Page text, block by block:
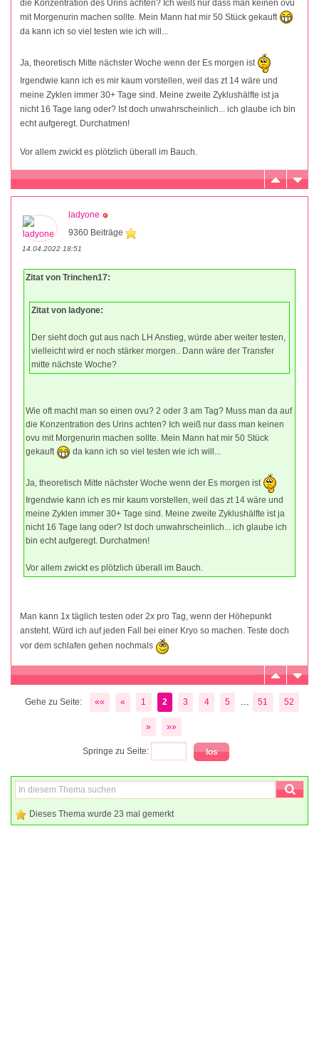
die Konzentration des Urins achten? Ich weiß nur dass man keinen ovu
mit Morgenurin machen sollte. Mein Mann hat mir 50 Stück gekauft
da kann ich so viel testen wie ich will...
Ja, theoretisch Mitte nächster Woche wenn der Es morgen ist
Irgendwie kann ich es mir kaum vorstellen, weil das zt 14 wäre und
meine Zyklen immer 30+ Tage sind. Meine zweite Zyklushälfte ist ja
nicht 16 Tage lang oder? Ist doch unwahrscheinlich... ich glaube ich bin
echt aufgeregt. Durchatmen!
Vor allem zwickt es plötzlich überall im Bauch.
ladyone
9360 Beiträge
14.04.2022 18:51
Zitat von Trinchen17:
Zitat von ladyone:
Der sieht doch gut aus nach LH Anstieg, würde aber weiter testen,
vielleicht wird er noch stärker morgen.. Dann wäre der Transfer
mitte nächste Woche?
Wie oft macht man so einen ovu? 2 oder 3 am Tag? Muss man da auf
die Konzentration des Urins achten? Ich weiß nur dass man keinen
ovu mit Morgenurin machen sollte. Mein Mann hat mir 50 Stück
gekauft
da kann ich so viel testen wie ich will...
Ja, theoretisch Mitte nächster Woche wenn der Es morgen ist
Irgendwie kann ich es mir kaum vorstellen, weil das zt 14 wäre und
meine Zyklen immer 30+ Tage sind. Meine zweite Zyklushälfte ist ja
nicht 16 Tage lang oder? Ist doch unwahrscheinlich... ich glaube ich
bin echt aufgeregt. Durchatmen!
Vor allem zwickt es plötzlich überall im Bauch.
Man kann 1x täglich testen oder 2x pro Tag, wenn der Höhepunkt
ansteht. Würd ich auf jeden Fall bei einer Kryo so machen. Teste doch
vor dem schlafen gehen nochmals
Gehe zu Seite: «« « 1 2 3 4 5 51 52
» »»
Springe zu Seite:
Dieses Thema wurde 23 mal gemerkt